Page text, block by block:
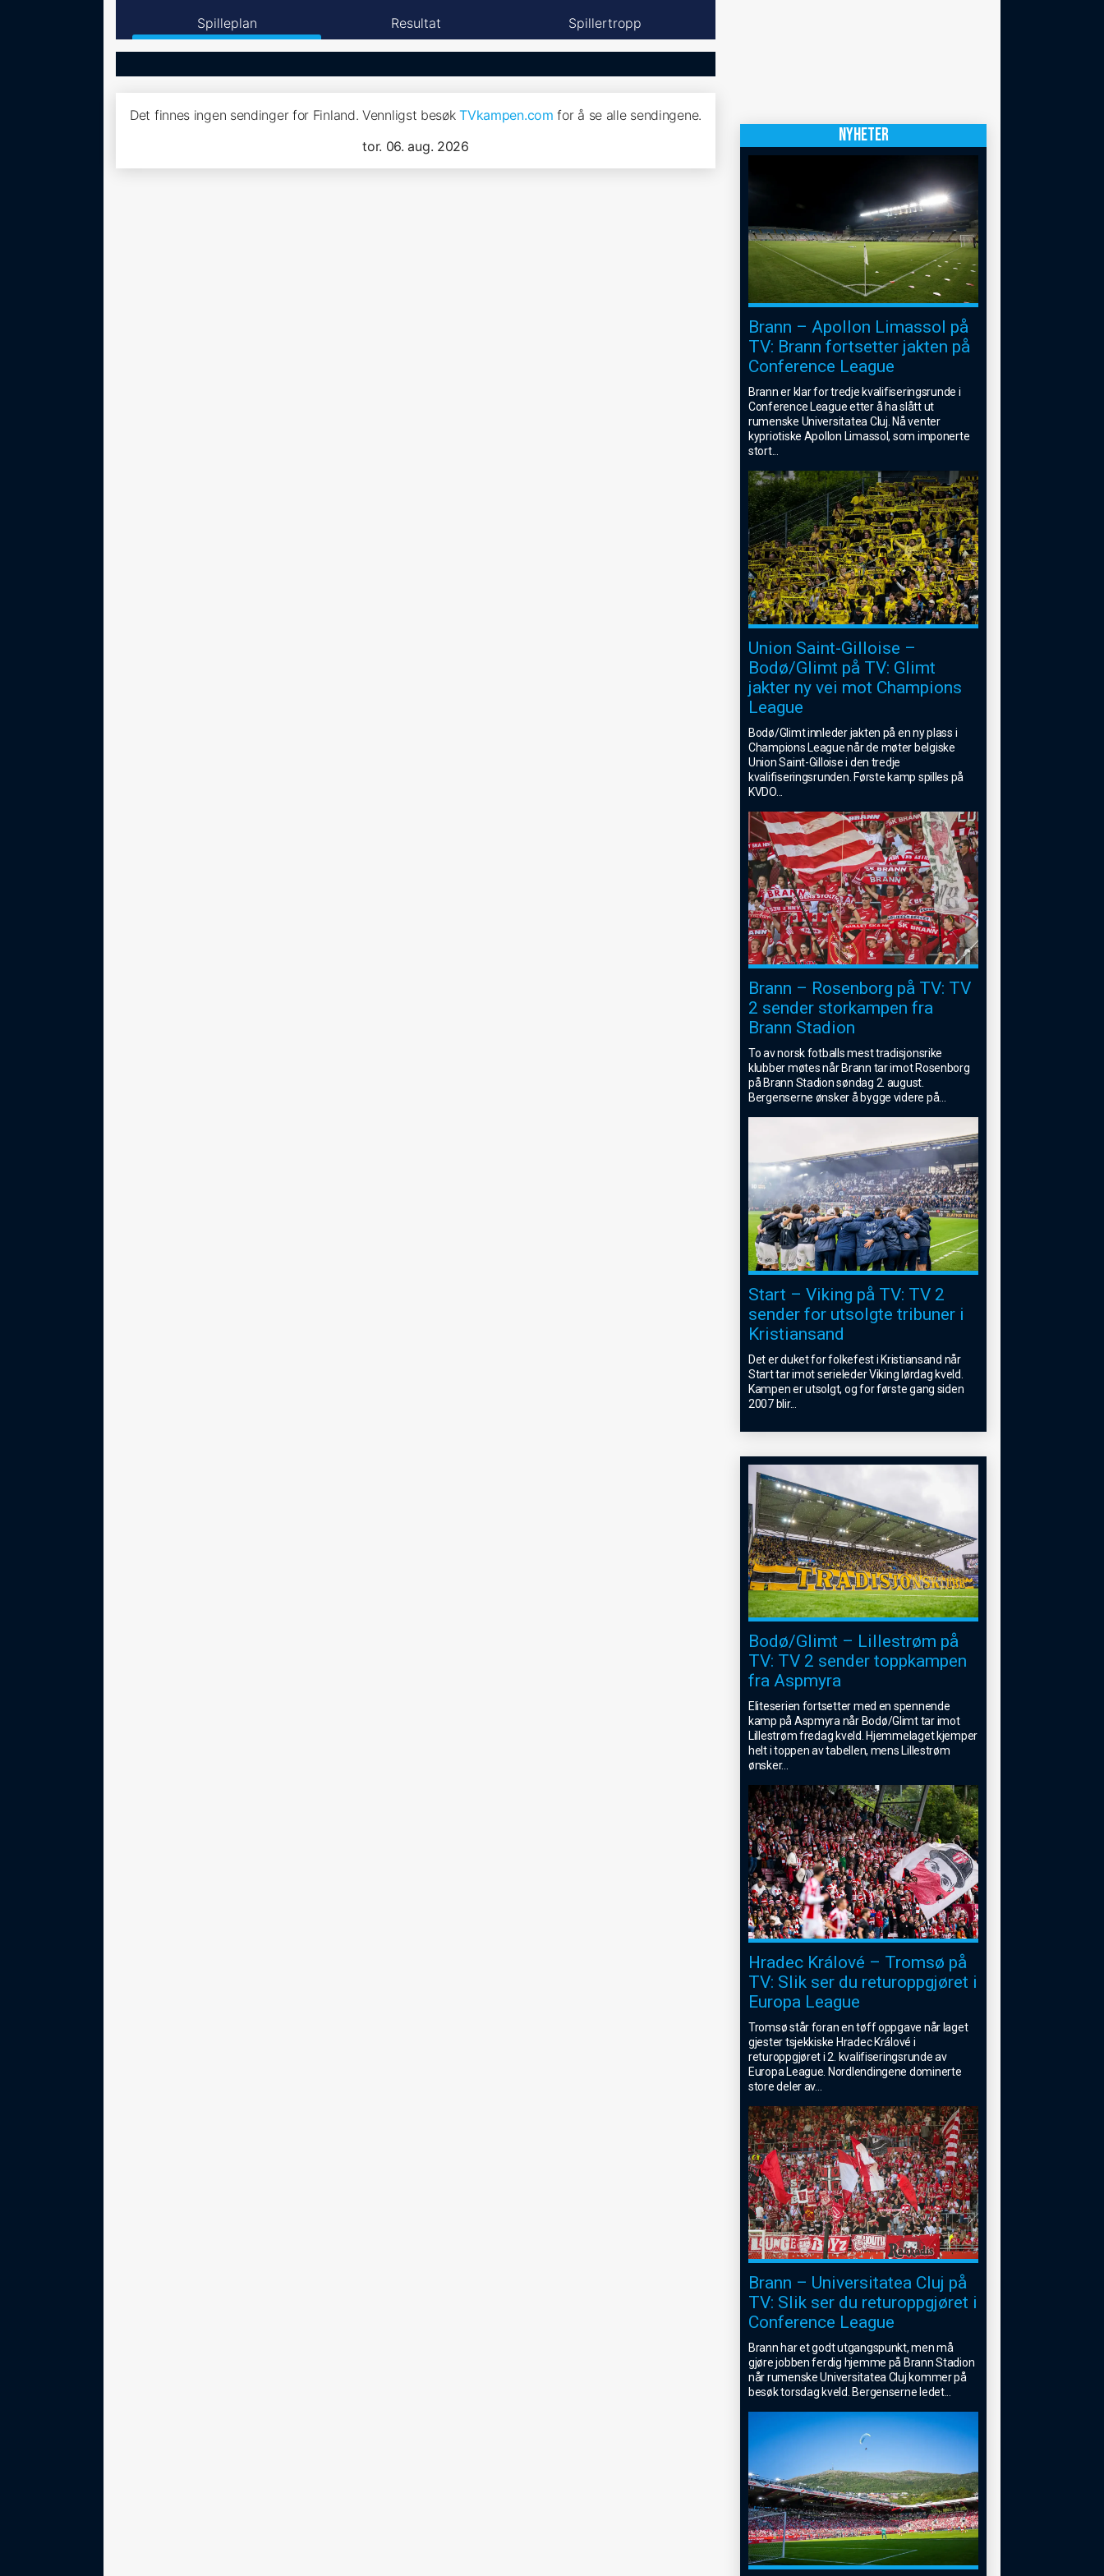
Spilleplan Resultat Spillertropp
Det finnes ingen sendinger for Finland. Vennligst besøkTVkampen.com for å se alle sendingene.
tor. 06. aug. 2026
NYHETER
Brann – Apollon Limassol på
TV: Brann fortsetter jakten på
Conference League
Brann er klar for tredje kvalifiseringsrunde i
Conference League etter å ha slått ut
rumenske Universitatea Cluj. Nå venter
kypriotiske Apollon Limassol, som imponerte
stort...
Union Saint-Gilloise –
Bodø/Glimt på TV: Glimt
jakter ny vei mot Champions
League
Bodø/Glimt innleder jakten på en ny plass i
Champions League når de møter belgiske
Union Saint-Gilloise i den tredje
kvalifiseringsrunden. Første kamp spilles på
KVDO...
Brann – Rosenborg på TV: TV
2 sender storkampen fra
Brann Stadion
To av norsk fotballs mest tradisjonsrike
klubber møtes når Brann tar imot Rosenborg
på Brann Stadion søndag 2. august.
Bergenserne ønsker å bygge videre på
Start – Viking på TV: TV 2
sender for utsolgte tribuner i
Kristiansand
Det er duket for folkefest i Kristiansand når
Start tar imot serieleder Viking lørdag kveld.
Kampen er utsolgt, og for første gang siden
2007 blir...
Bodø/Glimt – Lillestrøm på
TV: TV 2 sender toppkampen
fra Aspmyra
Eliteserien fortsetter med en spennende
kamp på Aspmyra når Bodø/Glimt tar imot
Lillestrøm fredag kveld. Hjemmelaget kjemper
helt i toppen av tabellen, mens Lillestrøm
ønsker...
Hradec Králové – Tromsø på
TV: Slik ser du returoppgjøret i
Europa League
Tromsø står foran en tøff oppgave når laget
gjester tsjekkiske Hradec Králové i
returoppgjøret i 2. kvalifiseringsrunde av
Europa League. Nordlendingene dominerte
store deler av...
Brann – Universitatea Cluj på
TV: Slik ser du returoppgjøret i
Conference League
Brann har et godt utgangspunkt, men må
gjøre jobben ferdig hjemme på Brann Stadion
når rumenske Universitatea Cluj kommer på
besøk torsdag kveld. Bergenserne ledet...